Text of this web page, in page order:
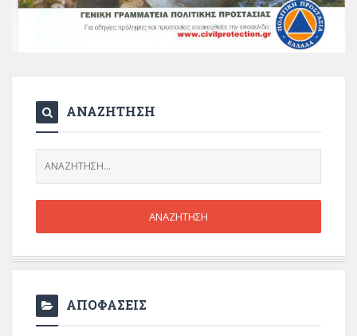
ΑΝΑΖΗΤΗΣΗ
ΑΠΟΦΑΣΕΙΣ